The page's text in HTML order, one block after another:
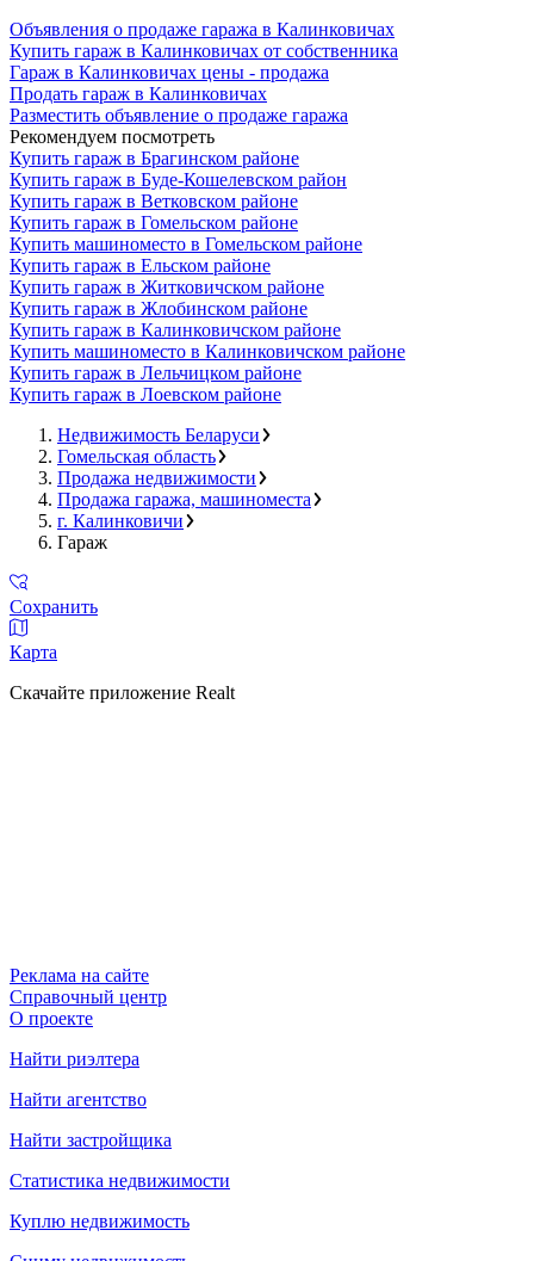
Объявления о продаже гаража в Калинковичах
Купить гараж в Калинковичах от собственника
Гараж в Калинковичах цены - продажа
Продать гараж в Калинковичах
Разместить объявление о продаже гаража
Рекомендуем посмотреть
Купить гараж в Брагинском районе
Купить гараж в Буде-Кошелевском район
Купить гараж в Ветковском районе
Купить гараж в Гомельском районе
Купить машиноместо в Гомельском районе
Купить гараж в Ельском районе
Купить гараж в Житковичском районе
Купить гараж в Жлобинском районе
Купить гараж в Калинковичском районе
Купить машиноместо в Калинковичском районе
Купить гараж в Лельчицком районе
Купить гараж в Лоевском районе
Недвижимость Беларуси
Гомельская область
Продажа недвижимости
Продажа гаража, машиноместа
г. Калинковичи
Гараж
Сохранить
Карта
Скачайте приложение Realt
Реклама на сайте
Справочный центр
О проекте
Найти риэлтера
Найти агентство
Найти застройщика
Статистика недвижимости
Куплю недвижимость